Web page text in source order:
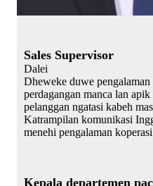
Sales Supervisor
Dalei
Dheweke duwe
perdagangan manca lan
pelanggan ngatasi kabeh
Katrampilan komunikasi
menehi pengalaman
Kepala departemen